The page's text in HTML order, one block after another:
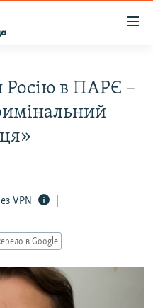
Росію в ПАРЄ –
VPN
в Google